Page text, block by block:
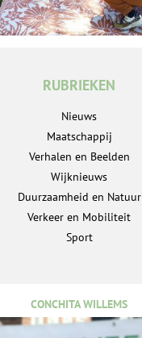
RUBRIEKEN
Nieuws
Maatschappij
Verhalen en Beelden
Wijknieuws
Duurzaamheid en Natuur
Verkeer en Mobiliteit
Sport
CONCHITA WILLEMS